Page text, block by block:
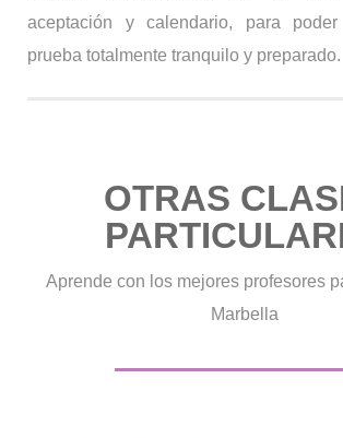
aceptación y calendario, para
prueba totalmente tranquilo y preparado.
OTRAS
Aprende con los mejores profesores
Marbella